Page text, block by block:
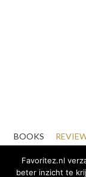
BOOKS
Favoritez.nl
beter inzicht te